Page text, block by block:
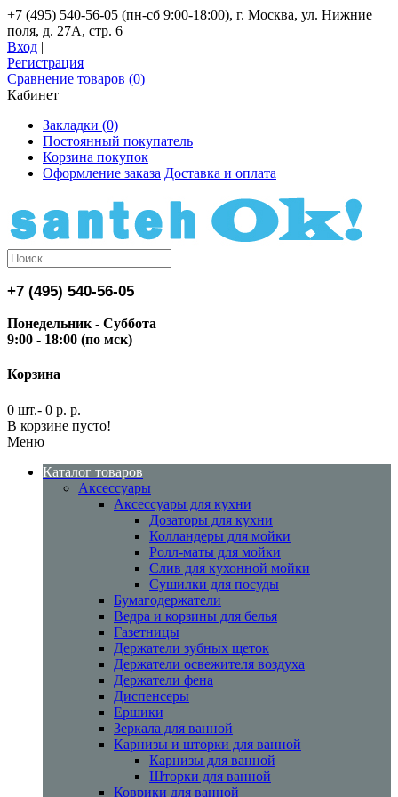
+7 (495) 540-56-05 (пн-сб 9:00-18:00), г. Москва, ул. Нижние
поля, д. 27А, стр. 6
Вход |
Регистрация
Сравнение товаров (0)
Кабинет
Закладки (0)
Постоянный покупатель
Корзина покупок
Оформление заказа Доставка и оплата
+7 (495) 540-56-05
Понедельник - Суббота
9:00 - 18:00 (по мск)
Корзина
0 шт.- 0 р. р.
В корзине пусто!
Меню
Каталог товаров
Аксессуары
Аксессуары для кухни
Дозаторы для кухни
Колландеры для мойки
Ролл-маты для мойки
Слив для кухонной мойки
Сушилки для посуды
Бумагодержатели
Ведра и корзины для белья
Газетницы
Держатели зубных щеток
Держатели освежителя воздуха
Держатели фена
Диспенсеры
Ершики
Зеркала для ванной
Карнизы и шторки для ванной
Карнизы для ванной
Шторки для ванной
Коврики для ванной